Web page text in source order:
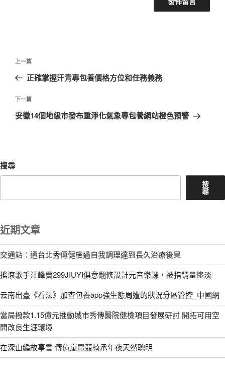
文
導
覽
上
一
文
章
上一篇
正確掌握汗青專包養價格方位和任務義務
下
一
下一篇
安徽14個地級市發布重淨化氣象專包養網站橙色預警
搜尋
搜
尋
近期文章
交通站：通台北秀傳健檢過自我調理達到長久治療後果
搖滾歌手汪峰賣299JIUYI俱意翻修設計元音樂課，被指銷量慘淡
云南出臺《看法》加查包養app強生態周遭的狀況分區管控_中國網
當局撥款1.15億元推動城市秀傳醫院健檢項目發展研討 開拓可用空
間改良生涯環境
在深山編故事書 傳億嵐電競椅承年夜天然聰明